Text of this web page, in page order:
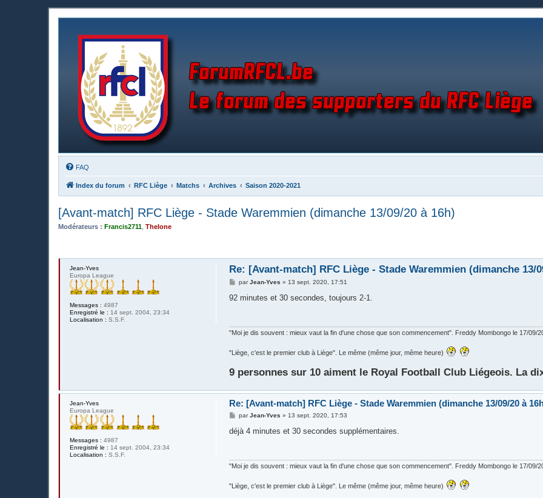
FAQ
Index du forum RFC Liège Matchs Archives Saison 2020-2021
[Avant-match] RFC Liège - Stade Waremmien (dimanche 13/09/20 à 16h)
Modérateurs : Francis2711 Thelone
Jean-Yves
Europa League
Messages : 4987
Enregistré le : 14 sept. 2004, 23:34
Localisation : S.S.F.
Re: [Avant-match] RFC Liège - Stade Waremmien (dimanche 13/
M
s
parJean-Yves » 13 sept. 2020, 17:51
92 minutes et 30 secondes, toujours 2-1.
"Moi je dis souvent : mieux vaut la fin d'une chose que son commencement". Freddy Mombongo le 17/09/
"Liège, c'est le premier club à Liège". Le même (même jour, même heure)
9 personnes sur 10 aiment le Royal Football Club Liégeois. La
Jean-Yves
Europa League
Messages : 4987
Enregistré le : 14 sept. 2004, 23:34
Localisation : S.S.F.
Re: [Avant-match] RFC Liège - Stade Waremmien (dimanche 13/09/20 à
M
s
s
parJean-Yves » 13 sept. 2020, 17:53
déjà 4 minutes et 30 secondes supplémentaires.
"Moi je dis souvent : mieux vaut la fin d'une chose que son commencement". Freddy Mombongo le 17/09/
"Liège, c'est le premier club à Liège". Le même (même jour, même heure)